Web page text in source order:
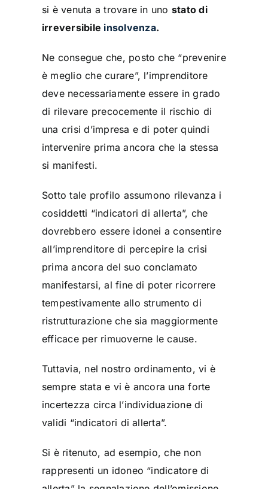
si è venuta a trovare in uno stato di
irreversibile insolvenza.
Ne consegue che, posto che “prevenire
è meglio che curare”, l’imprenditore
deve necessariamente essere in grado
di rilevare precocemente il rischio di
una crisi d’impresa e di poter quindi
intervenire prima ancora che la stessa
si manifesti.
Sotto tale profilo assumono rilevanza i
cosiddetti “indicatori di allerta”, che
dovrebbero essere idonei a consentire
all’imprenditore di percepire la crisi
prima ancora del suo conclamato
manifestarsi, al fine di poter ricorrere
tempestivamente allo strumento di
ristrutturazione che sia maggiormente
efficace per rimuoverne le cause.
Tuttavia, nel nostro ordinamento, vi è
sempre stata e vi è ancora una forte
incertezza circa l’individuazione di
validi “indicatori di allerta”.
Si è ritenuto, ad esempio, che non
rappresenti un idoneo “indicatore di